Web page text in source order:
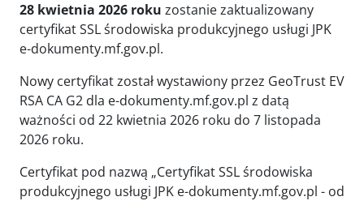
28 kwietnia 2026 roku zostanie zaktualizowany
certyfikat SSL środowiska produkcyjnego usługi JPK
e-dokumenty.mf.gov.pl.
Nowy certyfikat został wystawiony przez GeoTrust EV
RSA CA G2 dla e-dokumenty.mf.gov.pl z datą
ważności od 22 ‎kwietnia ‎2026 roku do 7 listopada
‎2026 roku.
Certyfikat pod nazwą „Certyfikat SSL środowiska
produkcyjnego usługi JPK e-dokumenty.mf.gov.pl - od